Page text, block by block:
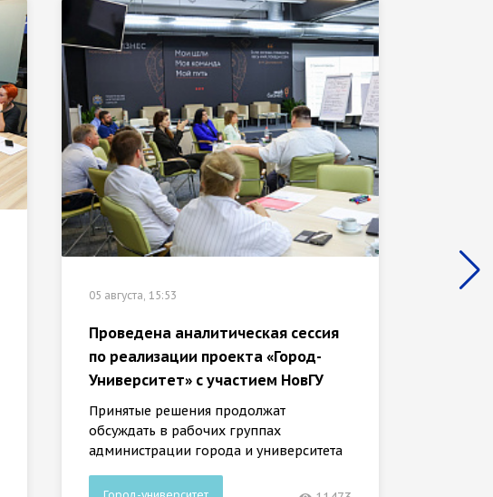
05 августа, 15:53
Проведена аналитическая сессия
по реализации проекта «Город-
Университет» с участием НовГУ
Принятые решения продолжат
обсуждать в рабочих группах
администрации города и университета